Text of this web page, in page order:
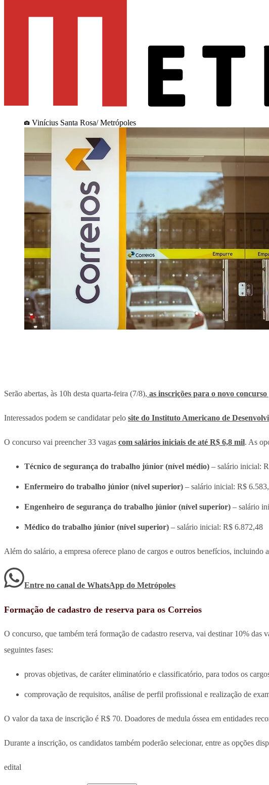
Vinícius Santa Rosa/ Metrópoles
Serão abertas, às 10h desta quarta-feira (7/8), as inscrições para o novo
Interessados podem se candidatar pelo site do Instituto Americano de
O concurso vai preencher 33 vagas com salários iniciais de até R$ 6,8 mil. As
Técnico de segurança do trabalho júnior (nível médio) – salário inicial:
Enfermeiro do trabalho júnior (nível superior) – salário inicial: R$
Engenheiro de segurança do trabalho júnior (nível superior) – salário
Médico do trabalho júnior (nível superior) – salário inicial: R$ 6.872,48
Além do salário, a empresa oferece plano de cargos e outros benefícios,
Entre no canal de WhatsApp do Metrópoles
Formação de cadastro de reserva para os Correios
O concurso, que também terá formação de cadastro reserva, vai destinar 10% das
seguintes fases:
provas objetivas, de caráter eliminatório e classificatório, para todos os
comprovação de requisitos, análise de perfil profissional e realização de
O valor da taxa de inscrição é R$ 70. Doadores de medula óssea em entidades
Durante a inscrição, os candidatos também poderão selecionar, entre as opções
edital